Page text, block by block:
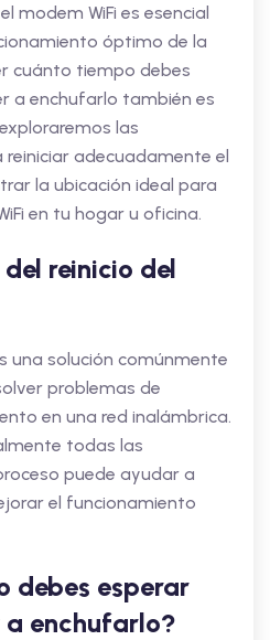
modem WiFi es esencial
óptimo de la
cuánto tiempo debes
a enchufarlo también es
las
adecuadamente el
la ubicación ideal para
en tu hogar u oficina.
reinicio del
una solución comúnmente
problemas de
en una red inalámbrica.
todas las
puede ayudar a
el funcionamiento
debes esperar
enchufarlo?